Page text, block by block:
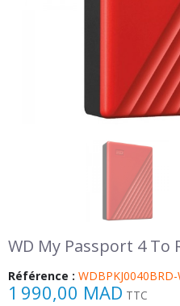
WD My Passport 4 To
Référence : WDBPKJ0040BRD-
1 990,00 MAD TTC